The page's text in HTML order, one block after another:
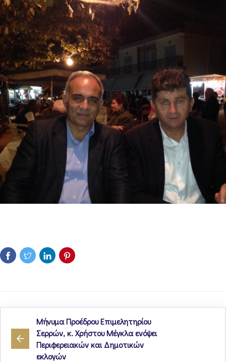
Μήνυμα Προέδρου Επιμελητηρίου
Σερρών, κ. Χρήστου Μέγκλα ενόψει
Περιφερειακών και Δημοτικών
εκλογών